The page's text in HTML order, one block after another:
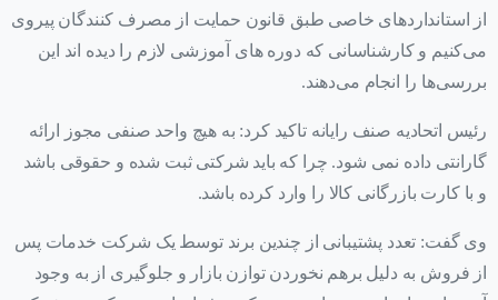
از استانداردهای خاصی طبق قانون حمایت از مصرف کنندگان پیروی
می‌کنیم و کارشناسانی که دوره های آموزشی لازم را دیده اند این
بررسی‌ها را انجام می‌دهند.
رئیس اتحادیه صنف رایانه تاکید کرد: به هیچ واحد صنفی مجوز ارائه
گارانتی داده نمی شود. چرا که باید شرکتی ثبت شده و حقوقی باشد
و با کارت بازرگانی کالا را وارد کرده باشد.
وی گفت: تعدد پشتیبانی از چندین برند توسط یک شرکت خدمات پس
از فروش به دلیل برهم نخوردن توازن بازار و جلوگیری از به وجود